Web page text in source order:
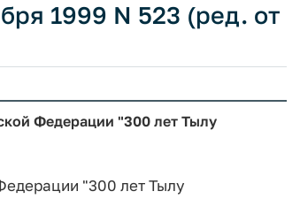
1999 N 523 (ред. от
Федерации "300 лет Тылу
"300 лет Тылу